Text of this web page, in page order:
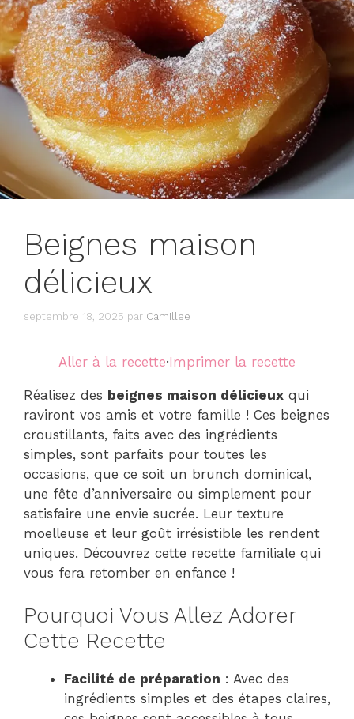
Beignes maison
délicieux
septembre 18, 2025 par Camillee
Aller à la recette·Imprimer la recette
Réalisez des beignes maison délicieux qui
raviront vos amis et votre famille ! Ces beignes
croustillants, faits avec des ingrédients
simples, sont parfaits pour toutes les
occasions, que ce soit un brunch dominical,
une fête d’anniversaire ou simplement pour
satisfaire une envie sucrée. Leur texture
moelleuse et leur goût irrésistible les rendent
uniques. Découvrez cette recette familiale qui
vous fera retomber en enfance !
Pourquoi Vous Allez Adorer
Cette Recette
Facilité de préparation : Avec des
ingrédients simples et des étapes claires,